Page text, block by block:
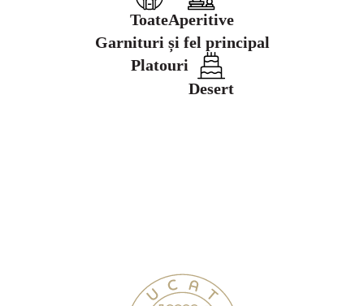
ToateAperitive
Garnituri și fel principal
Platouri
Desert